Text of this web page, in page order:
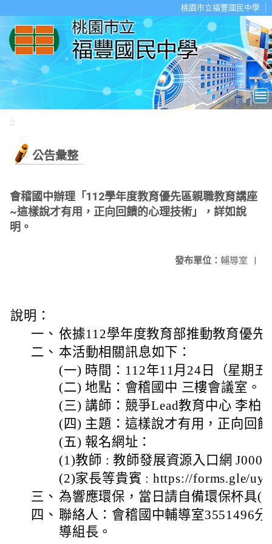
桃園市立福豐國民中學
:::
公告彙整
會稽國中辦理「112學年度教育優先區親職教育講座
~這樣說才有用，正向回饋的心理技術」，詳如說
明。
發布單位： 輔導室 |
說明：
一、 依據112學年度教育部推動教育優先
二、 本活動相關訊息如下：
(一) 時間：112年11月24日（星期
(二) 地點：會稽國中 三樓會議室。
(三) 講師：競爭Lead教育中心 李柏
(四) 主題：這樣說才有用，正向回
(五) 報名網址：
(1)教師 : 教師發展資源入口網
(2)家長等貴賓 : https://forms.gle/
三、 為響應環保，當日請自備環保杯具(
四、 聯絡人：會稽國中輔導室3551496
導組長。